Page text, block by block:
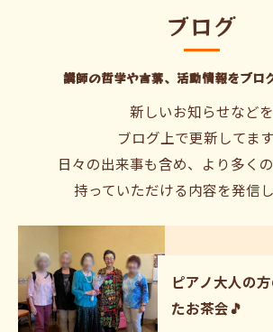
講師の哲学や言葉、活動情報をブロ
ブログ
新しいお知らせなどを
ブログ上で更新してます
日々の出来事も含め、より多く
持っていただける内容を発信し
ピアノ大人の
たお茶会🎵